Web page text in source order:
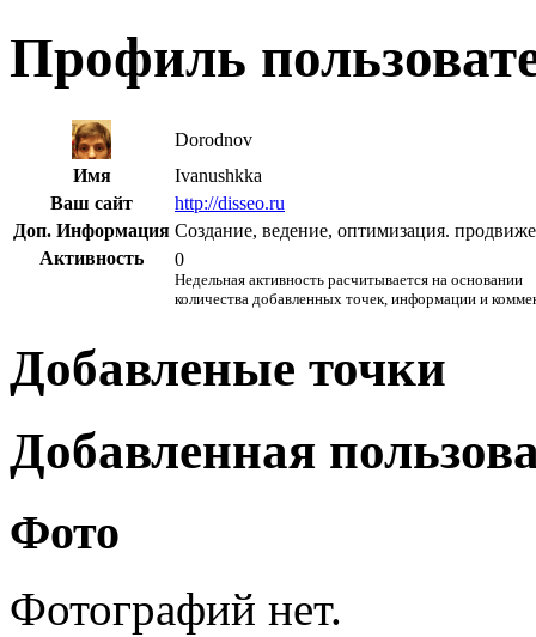
Профиль
Dorodnov
Имя
Ivanushkka
Ваш сайт
http://disseo.ru
Доп. Информация Создание, ведение, оптимизация.
Активность
0
Недельная активность расчитывается на основании
количества добавленных точек, информации и
Добавленые точки
Добавленная
Фото
Фотографий нет.